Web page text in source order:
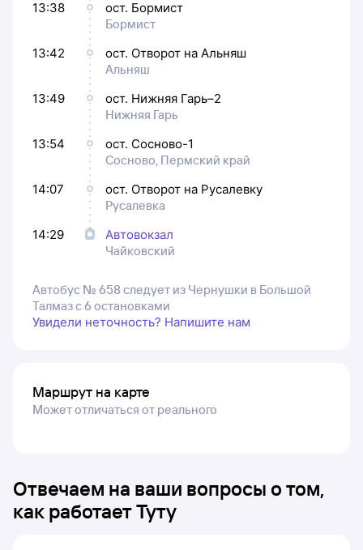
13:38
ост. Бормист
Бормист
13:42
ост. Отворот на Альняш
Альняш
13:49
ост. Нижняя Гарь–2
Нижняя Гарь
13:54
ост. Сосново-1
Сосново, Пермский край
14:07
ост. Отворот на Русалевку
Русалевка
14:29
Автовокзал
Чайковский
Автобус № 658 следует из Чернушки в Большой
Талмаз с 6 остановками
Увидели неточность? Напишите нам
Маршрут на карте
Может отличаться от реального
Отвечаем на ваши вопросы о том,
как работает Туту